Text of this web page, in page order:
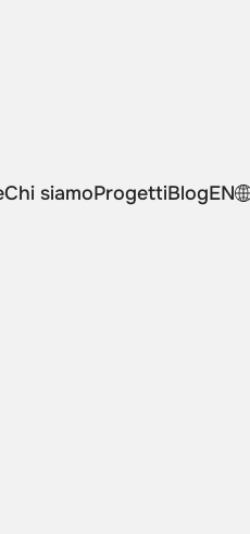
Chi siamoProgettiBlogEN